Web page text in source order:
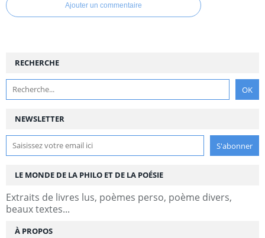
Ajouter un commentaire
NEWSLETTER
RECHERCHE
LE MONDE DE LA PHILO ET DE LA POÉSIE
Extraits de livres lus, poèmes perso, poème divers,
beaux textes...
À PROPOS